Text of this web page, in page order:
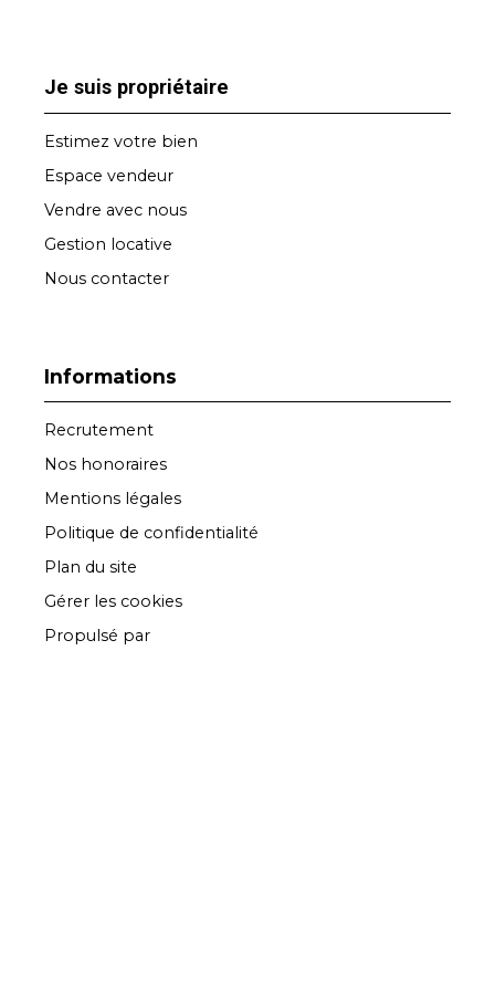
Je suis propriétaire
Estimez votre bien
Espace vendeur
Vendre avec nous
Gestion locative
Nous contacter
Informations
Recrutement
Nos honoraires
Mentions légales
Politique de confidentialité
Plan du site
Gérer les cookies
Propulsé par